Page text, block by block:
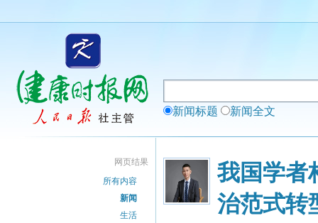
新闻标题 新闻全文
网页结果
所有内容
新闻
生活
我国学者
治范式转